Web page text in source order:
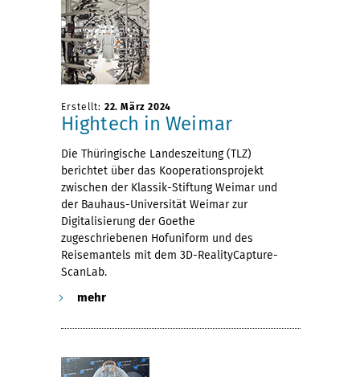
Erstellt: 22. März 2024
Hightech in Weimar
Die Thüringische Landeszeitung (TLZ)
berichtet über das Kooperationsprojekt
zwischen der Klassik-Stiftung Weimar und
der Bauhaus-Universität Weimar zur
Digitalisierung der Goethe
zugeschriebenen Hofuniform und des
Reisemantels mit dem 3D-RealityCapture-
ScanLab.
mehr